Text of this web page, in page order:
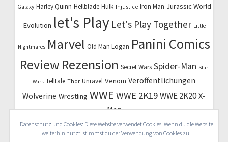
Galaxy Harley Quinn Hellblade Hulk Injustice Iron Man Jurassic World
Evolution let's Play Let's Play Together Little
Nightmares Marvel Old Man Logan Panini Comics
Review Rezension Secret Wars Spider-Man Star
Wars Telltale Thor Unravel Venom Veröffentlichungen
Wolverine Wrestling WWE WWE 2K19WWE 2K20 X-
Men
Datenschutz und Cookies: Diese Website verwendet Cookies. Wenn du die Website
weiterhin nutzt, stimmst du der Verwendung von Cookies zu.